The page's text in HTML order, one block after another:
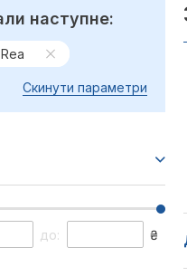
наступне:
Скинути параметри
до: ₴